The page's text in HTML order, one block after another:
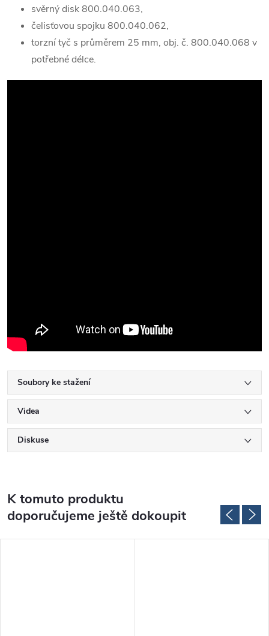
svěrný disk 800.040.063,
čelisťovou spojku 800.040.062,
torzní tyč s průměrem 25 mm, obj. č. 800.040.068 v
potřebné délce.
Soubory ke stažení
Videa
Diskuse
K tomuto produktu
doporučujeme ještě dokoupit